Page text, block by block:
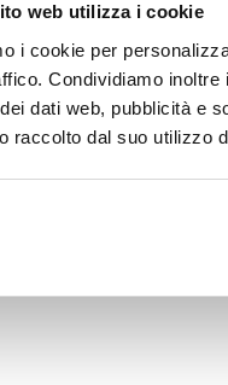
web utilizza i cookie
i cookie per
Condividiamo
dati web, pubblicità e
raccolto dal suo utilizzo
orale della bocca
per stilare un preventivo
di più mascherine atte a
per
trattamento. Se hai